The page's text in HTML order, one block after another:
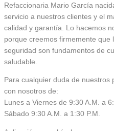
Refaccionaria Mario García
servicio a nuestros clientes y el
calidad y garantía. Lo hacemos
porque creemos firmemente que
seguridad son fundamentos de
saludable.
Para cualquier duda de nuestros
con nosotros de:
Lunes a Viernes de 9:30 A.M. a
Sábado 9:30 A.M. a 1:30 P.M.